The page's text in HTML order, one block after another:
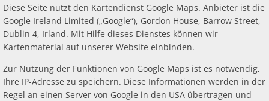
Diese Seite nutzt den Kartendienst Google Maps. Anbieter ist die
Google Ireland Limited („Google“), Gordon House, Barrow Street,
Dublin 4, Irland. Mit Hilfe dieses Dienstes können wir
Kartenmaterial auf unserer Website einbinden.
Zur Nutzung der Funktionen von Google Maps ist es notwendig,
Ihre IP-Adresse zu speichern. Diese Informationen werden in der
Regel an einen Server von Google in den USA übertragen und